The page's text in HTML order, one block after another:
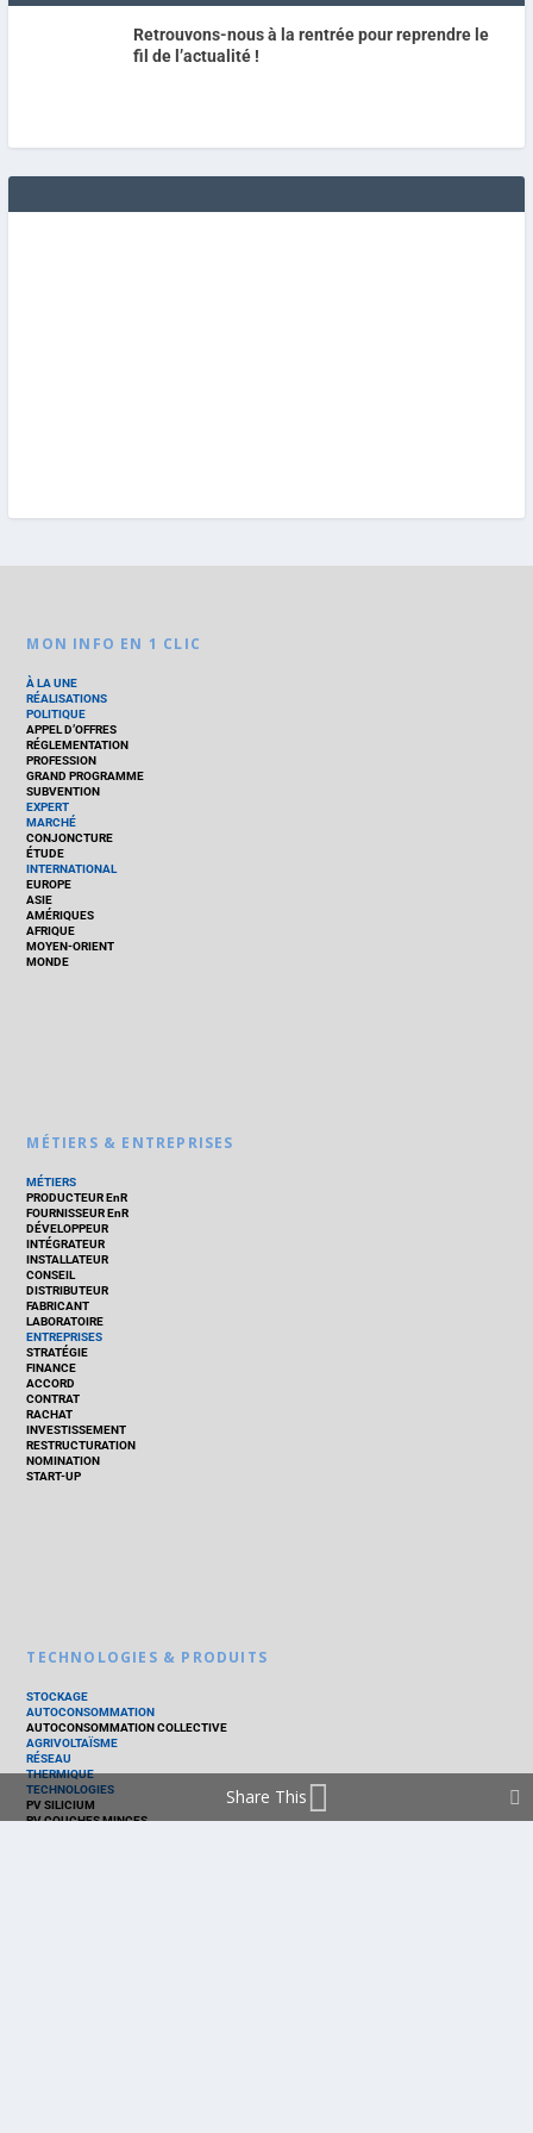
Retrouvons-nous à la rentrée pour reprendre le
fil de l’actualité !
MON INFO EN 1 CLIC
À LA UNE
RÉALISATIONS
POLITIQUE
APPEL D’OFFRES
RÉGLEMENTATION
PROFESSION
GRAND PROGRAMME
SUBVENTION
EXPERT
MARCHÉ
CONJONCTURE
ÉTUDE
INTERNATIONAL
EUROPE
ASIE
AMÉRIQUES
AFRIQUE
MOYEN-ORIENT
MONDE
MÉTIERS & ENTREPRISES
MÉTIERS
PRODUCTEUR EnR
FOURNISSEUR EnR
DÉVELOPPEUR
INTÉGRATEUR
INSTALLATEUR
CONSEIL
DISTRIBUTEUR
FABRICANT
LABORATOIRE
ENTREPRISES
STRATÉGIE
FINANCE
ACCORD
CONTRAT
RACHAT
INVESTISSEMENT
RESTRUCTURATION
NOMINATION
START-UP
TECHNOLOGIES & PRODUITS
STOCKAGE
AUTOCONSOMMATION
AUTOCONSOMMATION COLLECTIVE
AGRIVOLTAÏSME
RÉSEAU
THERMIQUE
TECHNOLOGIES
PV SILICIUM
PV COUCHES MINCES
Share This